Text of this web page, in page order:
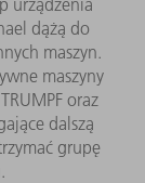
urządzenia
dążą do
maszyn.
maszyny
oraz
dalszą
grupę